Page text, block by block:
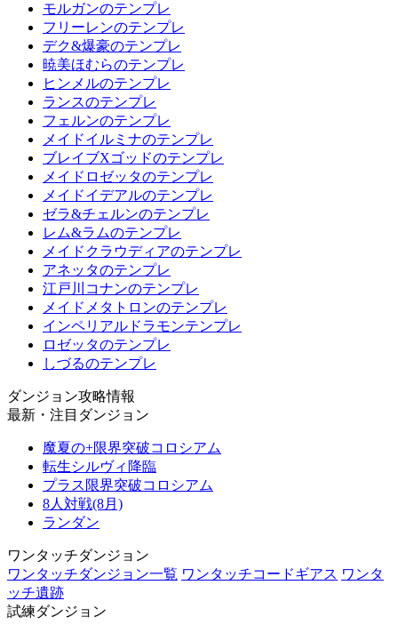
モルガンのテンプレ
フリーレンのテンプレ
デク&爆豪のテンプレ
暁美ほむらのテンプレ
ヒンメルのテンプレ
ランスのテンプレ
フェルンのテンプレ
メイドイルミナのテンプレ
ブレイブXゴッドのテンプレ
メイドロゼッタのテンプレ
メイドイデアルのテンプレ
ゼラ&チェルンのテンプレ
レム&ラムのテンプレ
メイドクラウディアのテンプレ
アネッタのテンプレ
江戸川コナンのテンプレ
メイドメタトロンのテンプレ
インペリアルドラモンテンプレ
ロゼッタのテンプレ
しづるのテンプレ
ダンジョン攻略情報
最新・注目ダンジョン
魔夏の+限界突破コロシアム
転生シルヴィ降臨
プラス限界突破コロシアム
8人対戦(8月)
ランダン
ワンタッチダンジョン
ワンタッチダンジョン一覧 ワンタッチコードギアス ワンタ
ッチ遺跡
試練ダンジョン